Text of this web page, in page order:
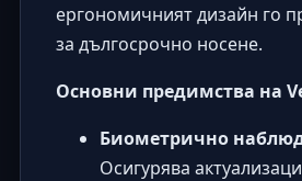
ергономичният дизайн го
за дългосрочно носене.
Основни предимства на
Биометрично
Осигурява